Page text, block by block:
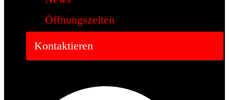
Öffnungszeiten
Kontaktieren